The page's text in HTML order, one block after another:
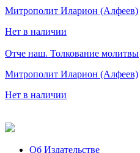
Митрополит Иларион (Алфеев)
Нет в наличии
Отче наш. Толкование молитвы
Митрополит Иларион (Алфеев)
Нет в наличии
Об Издательстве